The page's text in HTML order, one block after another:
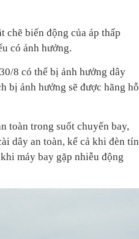
chẽ biến động của áp thấp
có ảnh hưởng.
8 có thể bị ảnh hưởng dây
bị ảnh hưởng sẽ được hãng hỗ
toàn trong suốt chuyến bay,
dây an toàn, kể cả khi đèn tín
máy bay gặp nhiễu động